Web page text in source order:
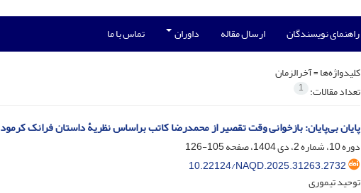
راهنمای نویسندگان ارسال مقاله داوران تماس با ما
کلیدواژه‌ها =آخرالزمان
تعداد مقالات: 1
پایان بی‌پایان: بازخوانی وقت تقصیر از محمدرضا کاتب براساس نظریۀ داستان فرانک کرمود
دوره 10، شماره 2، دی 1404، صفحه
105-126
10.22124/NAQD.2025.31263.2732
توحید تیموری